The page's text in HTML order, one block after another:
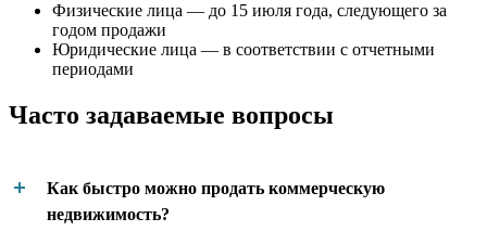
Физические лица — до 15 июля года, следующего за
годом продажи
Юридические лица — в соответствии с отчетными
периодами
Часто задаваемые вопросы
Как быстро можно продать коммерческую
недвижимость?